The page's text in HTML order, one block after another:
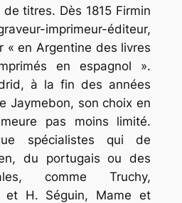
titres. Dès 1815 Firmin
imprimeur-éditeur,
« en Argentine des livres
en espagnol ».
à la fin des années
Jaymebon, son choix en
pas moins limité.
spécialistes qui de
du portugais ou des
comme Truchy,
et H. Séguin, Mame et